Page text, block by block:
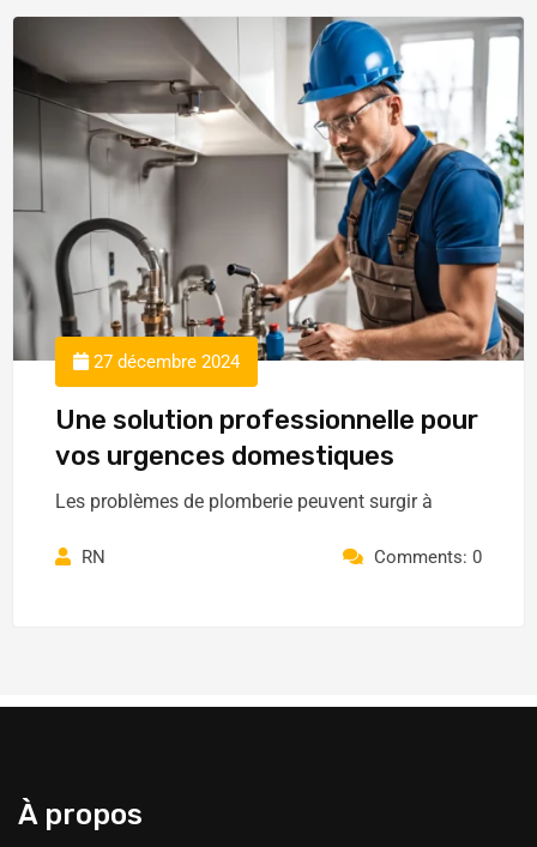
27 décembre 2024
Une solution professionnelle pour
vos urgences domestiques
Les problèmes de plomberie peuvent surgir à
RN Comments: 0
À propos